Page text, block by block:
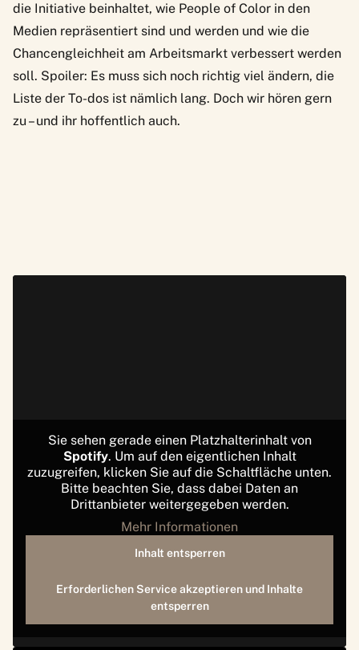
die Initiative beinhaltet, wie People of Color in den
Medien repräsentiert sind und werden und wie die
Chancengleichheit am Arbeitsmarkt verbessert werden
soll. Spoiler: Es muss sich noch richtig viel ändern, die
Liste der To-dos ist nämlich lang. Doch wir hören gern
zu – und ihr hoffentlich auch.
Sie sehen gerade einen Platzhalterinhalt von
Spotify. Um auf den eigentlichen Inhalt
zuzugreifen, klicken Sie auf die Schaltfläche unten.
Bitte beachten Sie, dass dabei Daten an
Drittanbieter weitergegeben werden.
Mehr Informationen
Inhalt entsperren
Erforderlichen Service akzeptieren und Inhalte
entsperren